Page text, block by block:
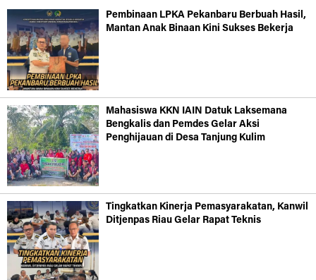
Pembinaan LPKA Pekanbaru Berbuah Hasil,
Mantan Anak Binaan Kini Sukses Bekerja
Mahasiswa KKN IAIN Datuk Laksemana
Bengkalis dan Pemdes Gelar Aksi
Penghijauan di Desa Tanjung Kulim
Tingkatkan Kinerja Pemasyarakatan, Kanwil
Ditjenpas Riau Gelar Rapat Teknis